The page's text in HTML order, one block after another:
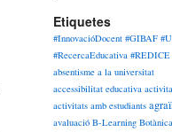
Etiquetes
#InnovacióDocent #GIBAF
#RecercaEducativa #REDICE
absentisme a la universitat
accessibilitat educativa
activitats amb estudiants
avaluació B-Learning